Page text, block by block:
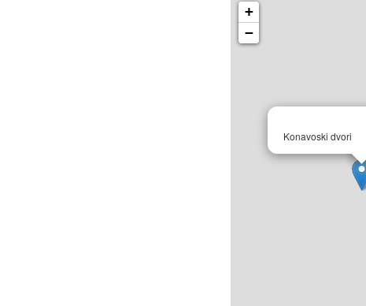
Konavoski dvori
+
−